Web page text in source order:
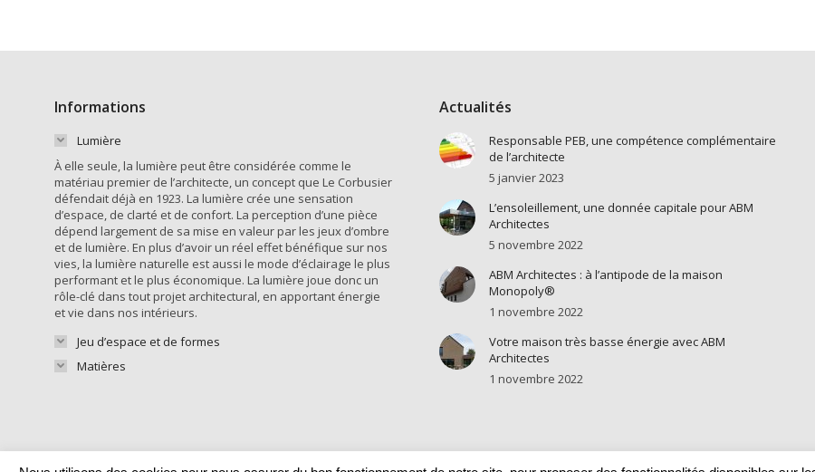
Informations
Lumière
À elle seule, la lumière peut être considérée comme le
matériau premier de l’architecte, un concept que Le Corbusier
défendait déjà en 1923. La lumière crée une sensation
d’espace, de clarté et de confort. La perception d’une pièce
dépend largement de sa mise en valeur par les jeux d’ombre
et de lumière. En plus d’avoir un réel effet bénéfique sur nos
vies, la lumière naturelle est aussi le mode d’éclairage le plus
performant et le plus économique. La lumière joue donc un
rôle-clé dans tout projet architectural, en apportant énergie
et vie dans nos intérieurs.
Jeu d’espace et de formes
Matières
Actualités
Responsable PEB, une compétence complémentaire
de l’architecte
5 janvier 2023
L’ensoleillement, une donnée capitale pour ABM
Architectes
5 novembre 2022
ABM Architectes : à l’antipode de la maison
Monopoly®
1 novembre 2022
Votre maison très basse énergie avec ABM
Architectes
1 novembre 2022